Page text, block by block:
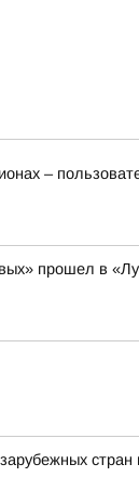
–
прошел в